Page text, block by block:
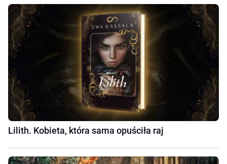
Lilith. Kobieta, która sama opuściła raj